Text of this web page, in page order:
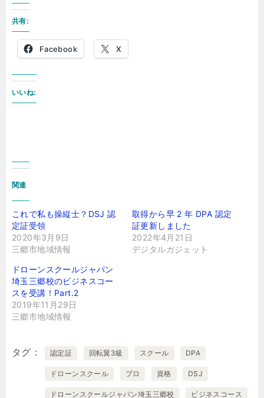
共有:
Facebook X
いいね:
関連
これで私も操縦士？DSJ 認
定証受領
2020年3月9日
三郷市地域情報
取得から早 2 年 DPA 認定
証更新しました
2022年4月21日
デジタルガジェット
ドローンスクールジャパン
埼玉三郷校のビジネスコー
スを受講！Part.2
2019年11月29日
三郷市地域情報
タグ 認定証 回転翼3級 スクール DPA
ドローンスクール プロ 資格 DSJ
ドローンスクールジャパン埼玉三郷校 ビジネスコース